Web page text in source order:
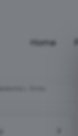
Home